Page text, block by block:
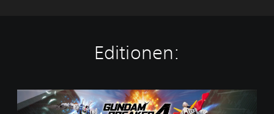
Editionen:
t